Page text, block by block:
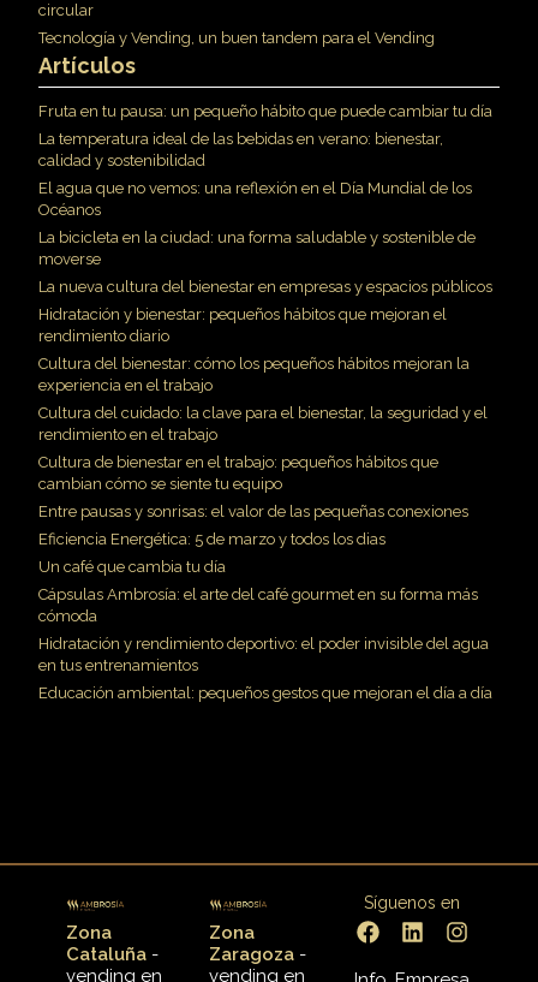
circular
Tecnología y Vending, un buen tandem para el Vending
Artículos
Fruta en tu pausa: un pequeño hábito que puede cambiar tu día
La temperatura ideal de las bebidas en verano: bienestar,
calidad y sostenibilidad
El agua que no vemos: una reflexión en el Día Mundial de los
Océanos
La bicicleta en la ciudad: una forma saludable y sostenible de
moverse
La nueva cultura del bienestar en empresas y espacios públicos
Hidratación y bienestar: pequeños hábitos que mejoran el
rendimiento diario
Cultura del bienestar: cómo los pequeños hábitos mejoran la
experiencia en el trabajo
Cultura del cuidado: la clave para el bienestar, la seguridad y el
rendimiento en el trabajo
Cultura de bienestar en el trabajo: pequeños hábitos que
cambian cómo se siente tu equipo
Entre pausas y sonrisas: el valor de las pequeñas conexiones
Eficiencia Energética: 5 de marzo y todos los dias
Un café que cambia tu día
Cápsulas Ambrosía: el arte del café gourmet en su forma más
cómoda
Hidratación y rendimiento deportivo: el poder invisible del agua
en tus entrenamientos
Educación ambiental: pequeños gestos que mejoran el día a día
Zona
Cataluña-
vending en
Zona
Zaragoza -
vending en
Síguenos en